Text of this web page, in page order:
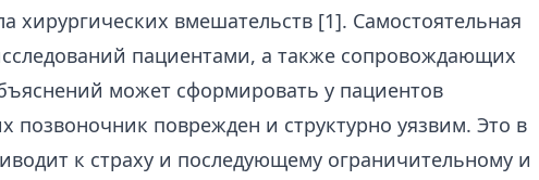
хирургических вмешательств [1]. Самостоятельная
пациентами, а также сопровождающих
может сформировать у пациентов
позвоночник поврежден и структурно уязвим. Это в
к страху и последующему ограничительному и